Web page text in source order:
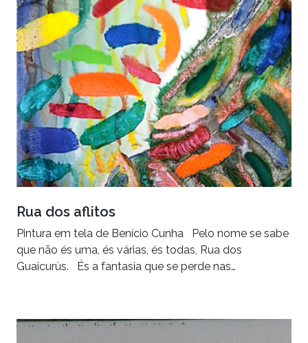
Rua dos aflitos
Pintura em tela de Benício Cunha Pelo nome se sabe
que não és uma, és várias, és todas, Rua dos
Guaicurús. És a fantasia que se perde nas…